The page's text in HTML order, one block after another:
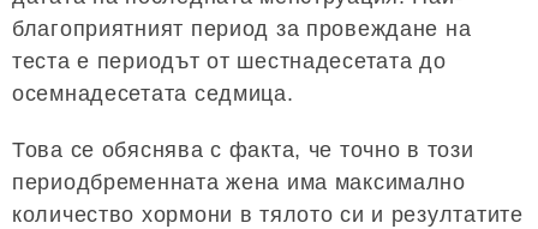
благоприятният период за провеждане на
теста е периодът от шестнадесетата до
осемнадесетата седмица.
Това се обяснява с факта, че точно в този
периодбременната жена има максимално
количество хормони в тялото си и резултатите